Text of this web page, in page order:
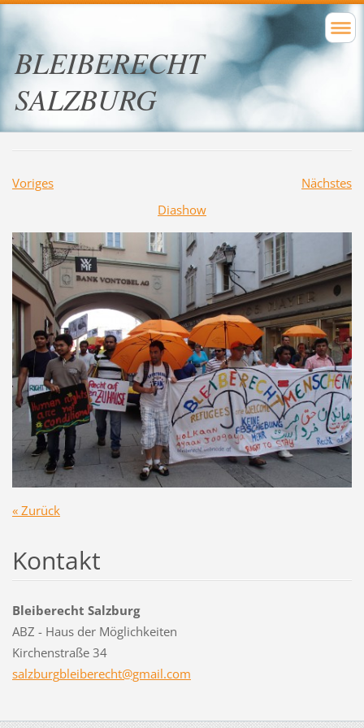
BLEIBERECHT
SALZBURG
Voriges
Nächstes
Diashow
« Zurück
Kontakt
Bleiberecht Salzburg
ABZ - Haus der Möglichkeiten
Kirchenstraße 34
salzburgbleiberecht@gmail.com